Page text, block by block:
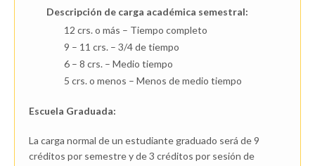
Descripción de carga académica semestral:
12 crs. o más – Tiempo completo
9 – 11 crs. – 3/4 de tiempo
6 – 8 crs. – Medio tiempo
5 crs. o menos – Menos de medio tiempo
Escuela Graduada:
La carga normal de un estudiante graduado será de 9
créditos por semestre y de 3 créditos por sesión de